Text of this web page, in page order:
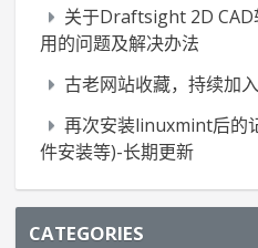
关于Draftsight 2D CAD
用的问题及解决办法
古老网站收藏，持续加入
再次安装linuxmint后的
件安装等)-长期更新
CATEGORIES